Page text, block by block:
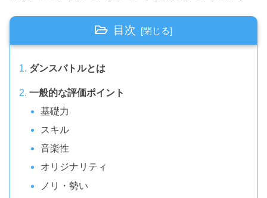
目次
ダンスバトルとは
一般的な評価ポイント
基礎力
スキル
音楽性
オリジナリティ
ノリ・勢い